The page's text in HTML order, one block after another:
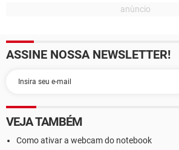
ASSINE NOSSA NEWSLETTER!
VEJA TAMBÉM
Como ativar a webcam do notebook